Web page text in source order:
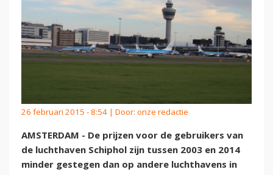
26 februari 2015 - 8:54 | Door: onze redactie
AMSTERDAM - De prijzen voor de gebruikers van
de luchthaven Schiphol zijn tussen 2003 en 2014
minder gestegen dan op andere luchthavens in